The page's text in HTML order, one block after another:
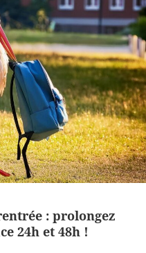
: prolongez
24h et 48h !